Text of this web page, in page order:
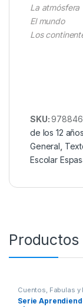
La atmósfera
El mundo
Los
SKU:
de los 12 años
General
Escolar
Cuentos, Fabulas y
Cultura Para Niños ,
Infantil,Ofertas
Serie